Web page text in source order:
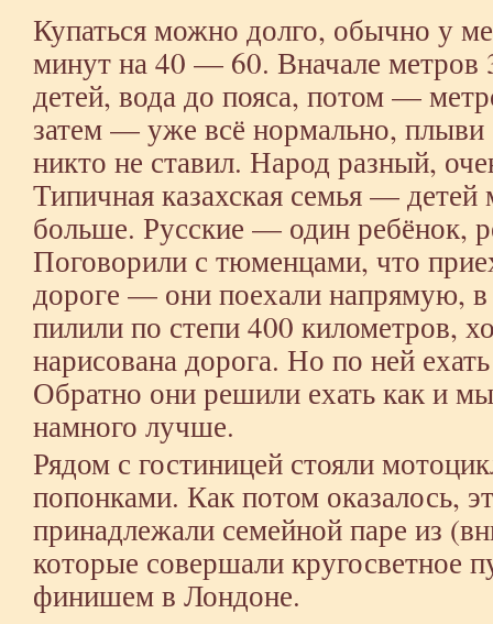
Купаться можно долго, обычно у
минут на 40 — 60. Вначале
детей, вода до пояса, потом —
затем — уже всё нормально, плыви
никто не ставил. Народ разный,
Типичная казахская семья —
больше. Русские — один ребёнок,
Поговорили с тюменцами, что
дороге — они поехали напрямую, в
пилили по степи 400 километров,
нарисована дорога. Но по ней
Обратно они решили ехать как и
намного лучше.
Рядом с гостиницей стояли
попонками. Как потом оказалось,
принадлежали семейной паре из
которые совершали кругосветное
финишем в Лондоне.